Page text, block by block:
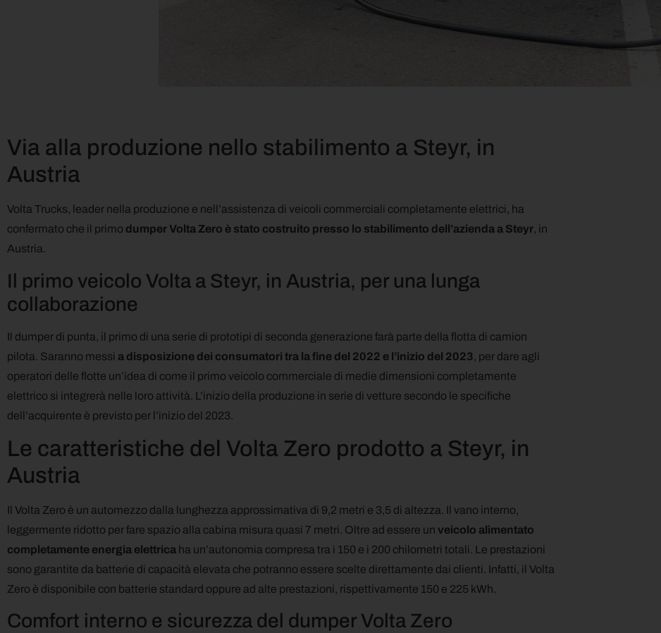
Via alla produzione nello stabilimento a Steyr, in
Austria
Volta Trucks, leader nella produzione e nell’assistenza di veicoli commerciali completamente elettrici, ha
confermato che il primo dumper Volta Zero è stato costruito presso lo stabilimento dell’azienda a Steyr, in
Austria.
Il primo veicolo Volta a Steyr, in Austria, per una lunga
collaborazione
Il dumper di punta, il primo di una serie di prototipi di seconda generazione farà parte della flotta di camion
pilota. Saranno messi a disposizione dei consumatori tra la fine del 2022 e l’inizio del 2023, per dare agli
operatori delle flotte un’idea di come il primo veicolo commerciale di medie dimensioni completamente
elettrico si integrerà nelle loro attività. L’inizio della produzione in serie di vetture secondo le specifiche
dell’acquirente è previsto per l’inizio del 2023.
Le caratteristiche del Volta Zero prodotto a Steyr, in
Austria
Il Volta Zero è un automezzo dalla lunghezza approssimativa di 9,2 metri e 3,5 di altezza. Il vano interno,
leggermente ridotto per fare spazio alla cabina misura quasi 7 metri. Oltre ad essere un veicolo alimentato
completamente energia elettrica ha un’autonomia compresa tra i 150 e i 200 chilometri totali. Le prestazioni
sono garantite da batterie di capacità elevata che potranno essere scelte direttamente dai clienti. Infatti, il Volta
Zero è disponibile con batterie standard oppure ad alte prestazioni, rispettivamente 150 e 225 kWh.
Comfort interno e sicurezza del dumper Volta Zero